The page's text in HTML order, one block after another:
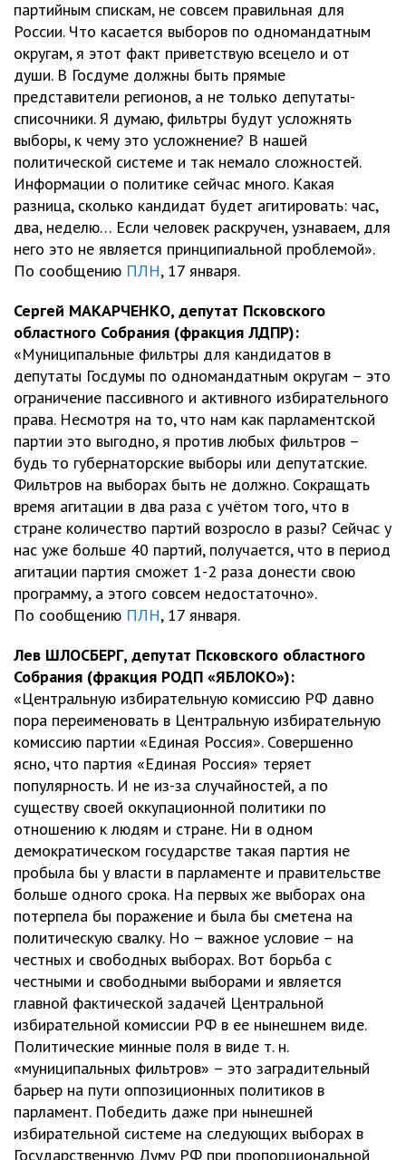
партийным спискам, не совсем правильная для
России. Что касается выборов по одномандатным
округам, я этот факт приветствую всецело и от
души. В Госдуме должны быть прямые
представители регионов, а не только депутаты-
списочники. Я думаю, фильтры будут усложнять
выборы, к чему это усложнение? В нашей
политической системе и так немало сложностей.
Информации о политике сейчас много. Какая
разница, сколько кандидат будет агитировать: час,
два, неделю… Если человек раскручен, узнаваем, для
него это не является принципиальной проблемой».
По сообщению ПЛН, 17 января.
Сергей МАКАРЧЕНКО, депутат Псковского
областного Собрания (фракция ЛДПР):
«Муниципальные фильтры для кандидатов в
депутаты Госдумы по одномандатным округам – это
ограничение пассивного и активного избирательного
права. Несмотря на то, что нам как парламентской
партии это выгодно, я против любых фильтров –
будь то губернаторские выборы или депутатские.
Фильтров на выборах быть не должно. Сокращать
время агитации в два раза с учётом того, что в
стране количество партий возросло в разы? Сейчас у
нас уже больше 40 партий, получается, что в период
агитации партия сможет 1-2 раза донести свою
программу, а этого совсем недостаточно».
По сообщению ПЛН, 17 января.
Лев ШЛОСБЕРГ, депутат Псковского областного
Собрания (фракция РОДП «ЯБЛОКО»):
«Центральную избирательную комиссию РФ давно
пора переименовать в Центральную избирательную
комиссию партии «Единая Россия». Совершенно
ясно, что партия «Единая Россия» теряет
популярность. И не из-за случайностей, а по
существу своей оккупационной политики по
отношению к людям и стране. Ни в одном
демократическом государстве такая партия не
пробыла бы у власти в парламенте и правительстве
больше одного срока. На первых же выборах она
потерпела бы поражение и была бы сметена на
политическую свалку. Но – важное условие – на
честных и свободных выборах. Вот борьба с
честными и свободными выборами и является
главной фактической задачей Центральной
избирательной комиссии РФ в ее нынешнем виде.
Политические минные поля в виде т. н.
«муниципальных фильтров» – это заградительный
барьер на пути оппозиционных политиков в
парламент. Победить даже при нынешней
избирательной системе на следующих выборах в
Государственную Думу РФ при пропорциональной